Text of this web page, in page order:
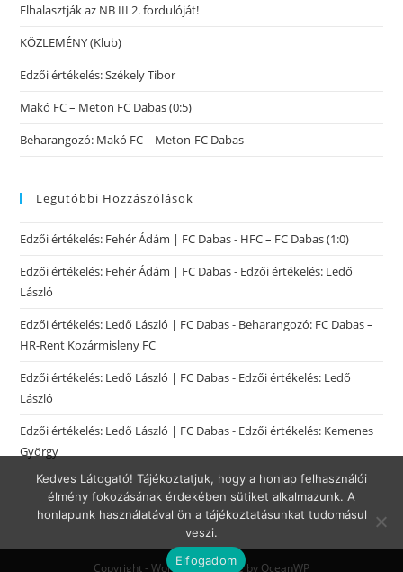
Elhalasztják az NB III 2. fordulóját!
KÖZLEMÉNY (Klub)
Edzői értékelés: Székely Tibor
Makó FC – Meton FC Dabas (0:5)
Beharangozó: Makó FC – Meton-FC Dabas
Legutóbbi Hozzászólások
Edzői értékelés: Fehér Ádám | FC Dabas- HFC – FC Dabas (1:0)
Edzői értékelés: Fehér Ádám | FC Dabas- Edzői értékelés: Ledő
László
Edzői értékelés: Ledő László | FC Dabas- Beharangozó: FC Dabas –
HR-Rent Kozármisleny FC
Edzői értékelés: Ledő László | FC Dabas- Edzői értékelés: Ledő
László
Edzői értékelés: Ledő László | FC Dabas- Edzői értékelés: Kemenes
György
Copyright - WordPress Theme by OceanWP
Kedves Látogató! Tájékoztatjuk, hogy a honlap felhasználói
élmény fokozásának érdekében sütiket alkalmazunk. A
honlapunk használatával ön a tájékoztatásunkat tudomásul
veszi.
Elfogadom